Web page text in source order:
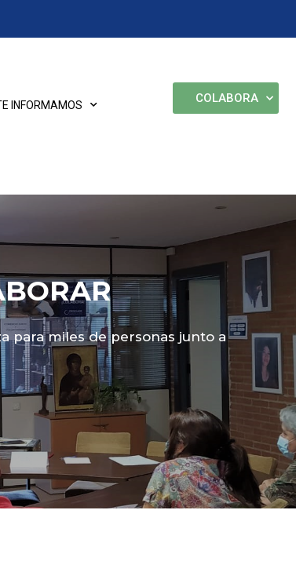
INFORMAMOS COLABORA
para miles de personas junto a